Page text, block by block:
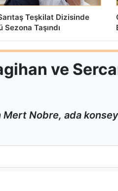
Teşkilat Dizisinde
Sezona Taşındı
ve
Nobre, ada